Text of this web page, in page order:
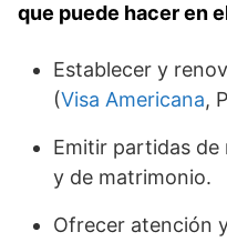
que puede hacer en
Establecer y
(Visa Americana,
Emitir partidas
y de matrimonio.
Ofrecer atención